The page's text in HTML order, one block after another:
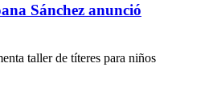
Sánchez anunció